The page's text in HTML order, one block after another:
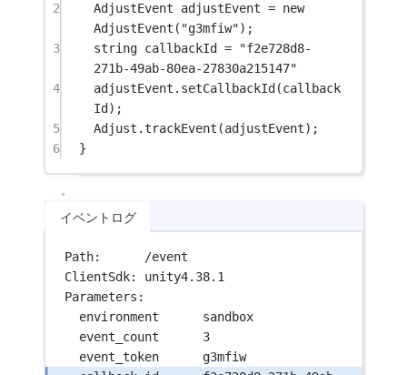
2
AdjustEvent adjustEvent = new
AdjustEvent ( "g3mfiw");
3
string callbackId =
"f2e728d8-
271b-49ab-80ea-27830a215147"
4
adjustEvent. setCallbackId (callback
Id);
5
Adjust.trackEvent (adjustEvent);
6
}
イベントログ
Path:      /event
ClientSdk: unity4.38.1
Parameters:
environment      sandbox
event_count      3
event_token      g3mfiw